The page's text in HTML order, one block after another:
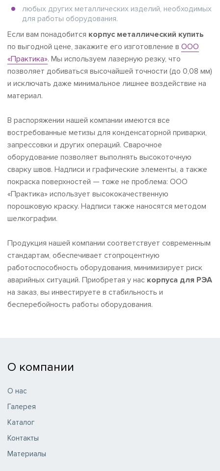
любых других металлических изделий, необходимых
для работы оборудования.
Если вам понадобится корпус металлический купить
по выгодной цене, закажите его изготовление в ООО
«Практика». Мы используем лазерную резку, что
позволяет добиваться высочайшей точности (до 0,08 мм)
и исключать даже минимальное лишнее воздействие на
материал.
В распоряжении нашей компании имеются все
востребованные метизы для конденсаторной приварки,
запрессовки и других операций. Сварочное
оборудование позволяет выполнять высокоточную
сварку швов. Надписи и графические элементы, а также
покраска поверхностей — тоже не проблема: ООО
«Практика» использует высококачественную
порошковую краску. Надписи также наносятся методом
шелкографии.
Продукция нашей компании соответствует современным
стандартам, обеспечивает стопроцентную
работоспособность оборудования, минимизирует риск
аварийных ситуаций. Приобретая у нас корпуса для РЭА
на заказ, вы инвестируете в стабильность и
бесперебойность работы оборудования.
О компании
О нас
Галерея
Каталог
Контакты
Материалы